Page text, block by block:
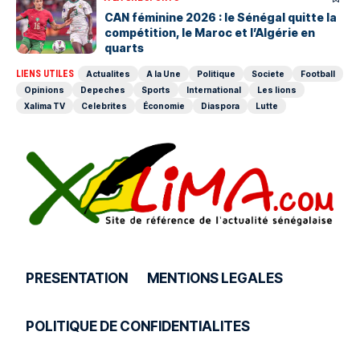
‎CAN féminine 2026 : le Sénégal quitte la
compétition, le Maroc et l’Algérie en
quarts
LIENS UTILES Actualites A la Une Politique Societe
Football
Opinions
Depeches Sports International
Les lions
Xalima TV
Celebrites Économie Diaspora Lutte
PRESENTATION MENTIONS LEGALES
POLITIQUE DE CONFIDENTIALITES